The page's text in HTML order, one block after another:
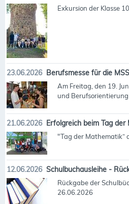
Exkursion der Klasse
23.06.2026 Berufsmesse für die
Am Freitag, den 19.
und
21.06.2026 Erfolgreich beim Tag der
"Tag der Mathematik“
12.06.2026 Schulbuchausleihe -
Rückgabe der
26.06.2026